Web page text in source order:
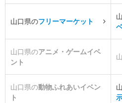
山口県のフリーマーケット
山口県のアニメ・ゲームイベ
ント
山口県の動物ふれあいイベン
ト